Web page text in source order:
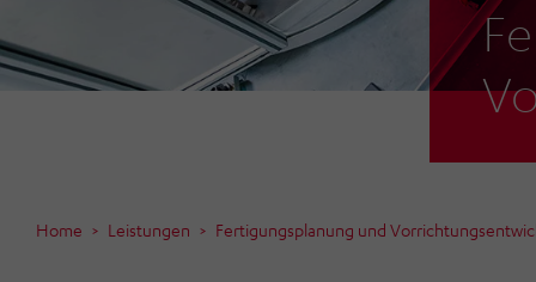
Home Leistungen Fertigungsplanung und